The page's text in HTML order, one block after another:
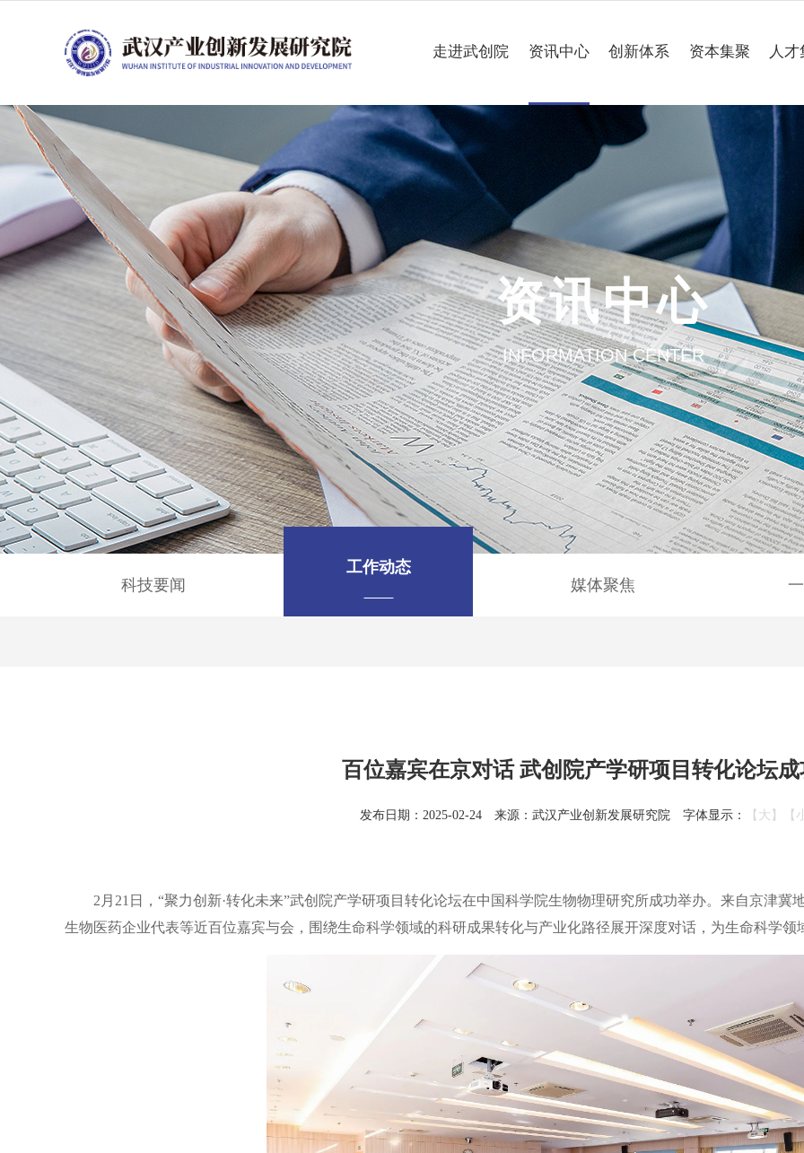
走进武创院
关于我们
理事会
大事记
园区介绍
资讯中心
科技要闻
工作动态
一路“项”新
通知公告
创新体系
专业研究所
企业联合创新中心
公共服务平台
项目意向申报
资本集聚 人
资讯中心
INFORMATION CENTER
科技要闻
工作动态
媒体聚焦
百位嘉宾在京对话 武创院产学研项目转化论坛
发布日期：2025-02-24 来源：武汉产业创新发展研究院 字体显示： 【大】 【
2月21日，“聚力创新·转化未来”武创院产学研项目转化论坛在中国科学院生物物理研究所成功举办。来自京津
生物医药企业代表等近百位嘉宾与会，围绕生命科学领域的科研成果转化与产业化路径展开深度对话，为生命科学